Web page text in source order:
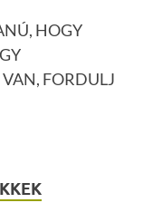
HOGY
FORDULJ